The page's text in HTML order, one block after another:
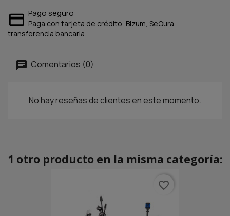
Pago seguro
Paga con tarjeta de crédito, Bizum, SeQura,
transferencia bancaria.
Comentarios (0)
No hay reseñas de clientes en este momento.
1 otro producto en la misma categoría:
favorite_border